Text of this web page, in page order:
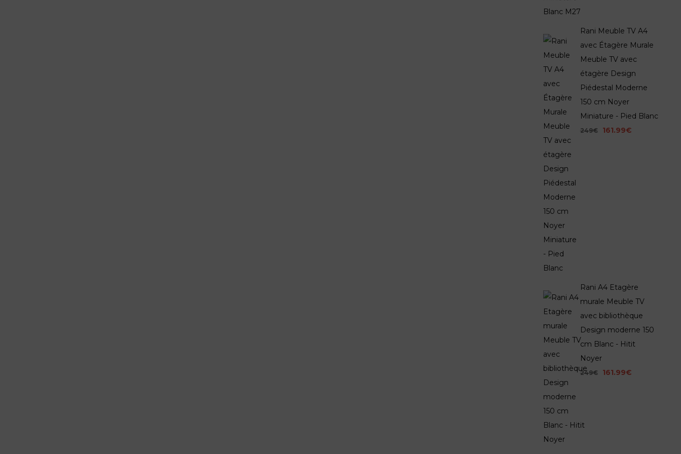
Rani Meuble TV A4
avec Étagère Murale
Meuble TV avec
étagère Design
Piédestal Moderne
150 cm Noyer
Miniature - Pied Blanc
249€ 161.99€
Rani A4 Etagère
murale Meuble TV
avec bibliothèque
Design moderne 150
cm Blanc - Hitit
Noyer
249€ 161.99€